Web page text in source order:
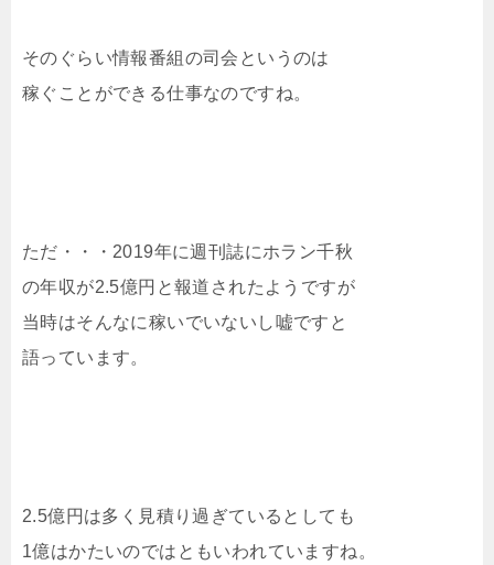
そのぐらい情報番組の司会というのは
稼ぐことができる仕事なのですね。
ただ・・・2019年に週刊誌にホラン千秋
の年収が2.5億円と報道されたようですが
当時はそんなに稼いでいないし嘘ですと
語っています。
2.5億円は多く見積り過ぎているとしても
1億はかたいのではともいわれていますね。